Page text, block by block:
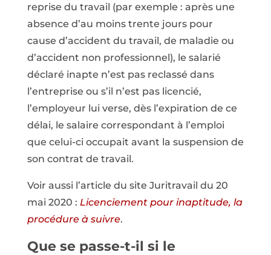
reprise du travail (par exemple : après une
absence d’au moins trente jours pour
cause d’accident du travail, de maladie ou
d’accident non professionnel), le salarié
déclaré inapte n’est pas reclassé dans
l’entreprise ou s’il n’est pas licencié,
l’employeur lui verse, dès l’expiration de ce
délai, le salaire correspondant à l’emploi
que celui-ci occupait avant la suspension de
son contrat de travail.
Voir aussi l’article du site Juritravail du 20
mai 2020 : Licenciement pour inaptitude, la
procédure à suivre.
Que se passe-t-il si le